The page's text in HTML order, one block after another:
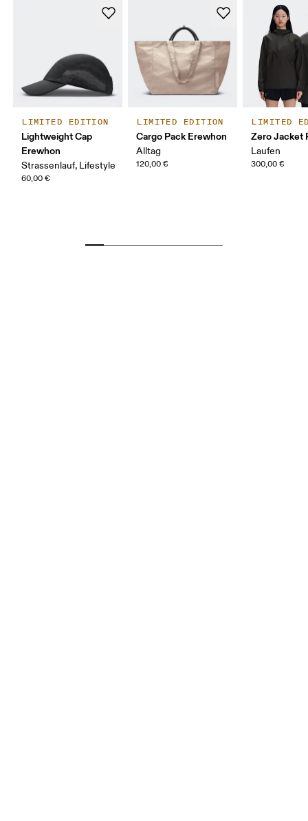
LIMITED EDITION
Lightweight Cap
Erewhon
Strassenlauf, Lifestyle
60,00 €
LIMITED EDITION
Cargo Pack Erewhon
Alltag
120,00 €
LIMITED
Zero Jacket
Laufen
300,00 €